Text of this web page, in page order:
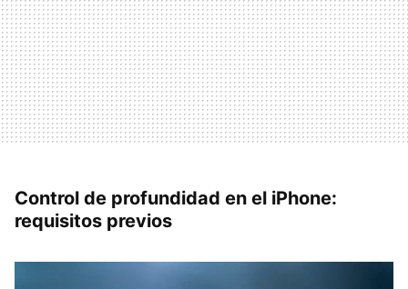
Control de profundidad en el iPhone:
requisitos previos